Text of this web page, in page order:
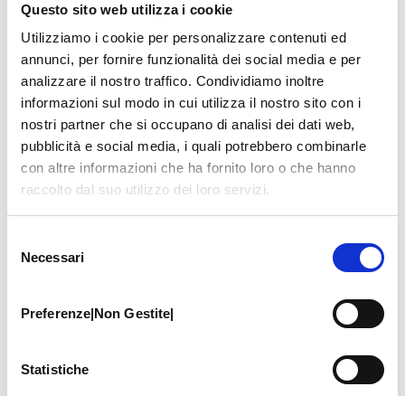
Questo sito web utilizza i cookie
Utilizziamo i cookie per personalizzare contenuti ed
annunci, per fornire funzionalità dei social media e per
analizzare il nostro traffico. Condividiamo inoltre
informazioni sul modo in cui utilizza il nostro sito con i
nostri partner che si occupano di analisi dei dati web,
pubblicità e social media, i quali potrebbero combinarle
con altre informazioni che ha fornito loro o che hanno
raccolto dal suo utilizzo dei loro servizi.
delNecessari
Preferenze|Non Gestite|
Statistiche
LE PRESTAZIONI
Gli importi indicati sono riferiti al listino
privati ufficiale: le prestazioni in
convenzione hanno un costo inferiore (per
maggiori informazioni contattare la
segreteria PCMal numero059.306196).
All’importo va sempre aggiunto il costo
dell’imposta di bollo, pari a€ 2,00.
Non sono prenotabili on line le prestazioni
chirurgiche, quelle associate a medici che
non hanno giorni predefiniti di visita, quelle
che richiedono un’indicazione medica
PRESTAZIONI AMBULATORIALI